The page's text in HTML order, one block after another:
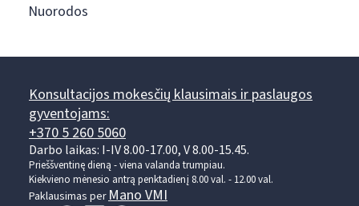
Nuorodos
Konsultacijos mokesčių klausimais ir paslaugos
gyventojams:
+370 5 260 5060
Darbo laikas: I-IV 8.00-17.00, V 8.00-15.45.
Prieššventinę dieną - viena valanda trumpiau.
Kiekvieno mėnesio antrą penktadienį 8.00 val. - 12.00 val.
Paklausimas per Mano VMI